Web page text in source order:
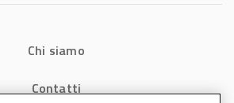
produttività in
Chi siamo
Contatti